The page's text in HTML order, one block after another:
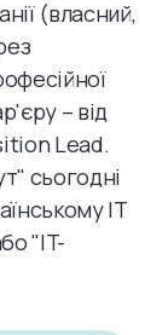
(власний,
– від
Lead.
сьогодні
IT
"IT-